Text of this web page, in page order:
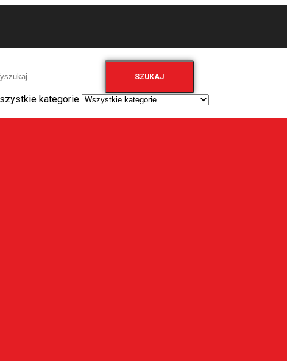
SZUKAJ
kategorie